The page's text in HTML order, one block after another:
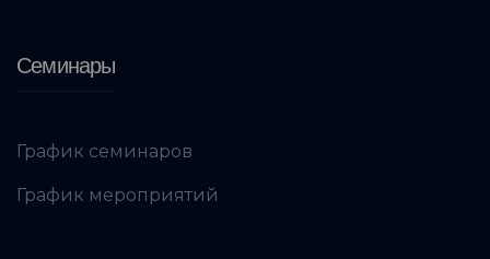
Семинары
График семинаров
График мероприятий